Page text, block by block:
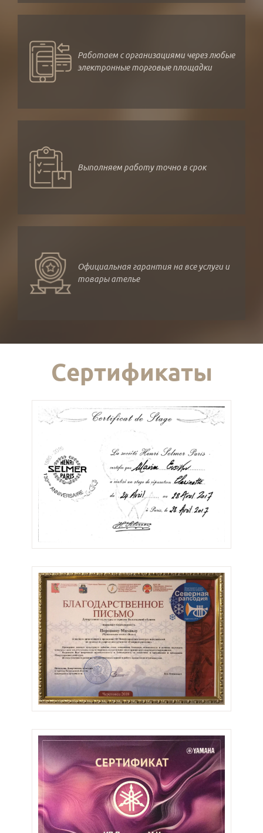
Работаем с организациями через любые
электронные торговые площадки
Выполняем работу точно в срок
Официальная гарантия на все услуги и
товары ателье
Сертификаты